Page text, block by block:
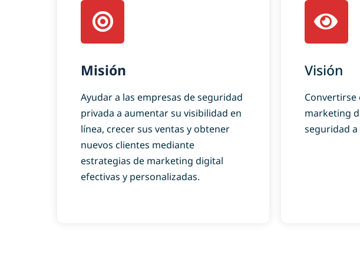
Misión
Ayudar a las empresas de seguridad
privada a aumentar su visibilidad en
línea, crecer sus ventas y obtener
nuevos clientes mediante
estrategias de marketing digital
efectivas y personalizadas.
Visión
Convertirse
marketing
seguridad